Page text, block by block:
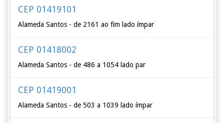
CEP 01419101
Alameda Santos - de 2161 ao fim lado ímpar
CEP 01418002
Alameda Santos - de 486 a 1054 lado par
CEP 01419001
Alameda Santos - de 503 a 1039 lado ímpar